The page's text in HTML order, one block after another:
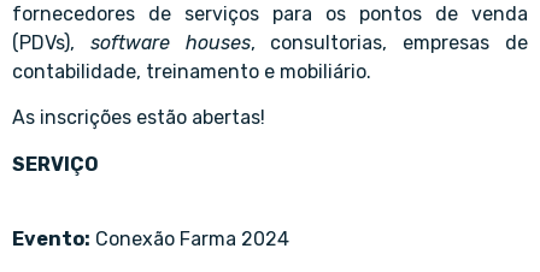
fornecedores de serviços para os pontos de venda
(PDVs), software houses, consultorias, empresas de
contabilidade, treinamento e mobiliário.
As inscrições estão abertas!
SERVIÇO
Evento: Conexão Farma 2024